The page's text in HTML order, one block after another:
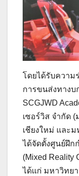
โดยได้รับความ
การขนส่งทาง
SCGJWD
เซอร์วิส จำกัด
เชียงใหม่ และ
ได้จัดตั้งศูนย์ฝึก
(Mixed Reality
ได้แก่ มหาวิทย